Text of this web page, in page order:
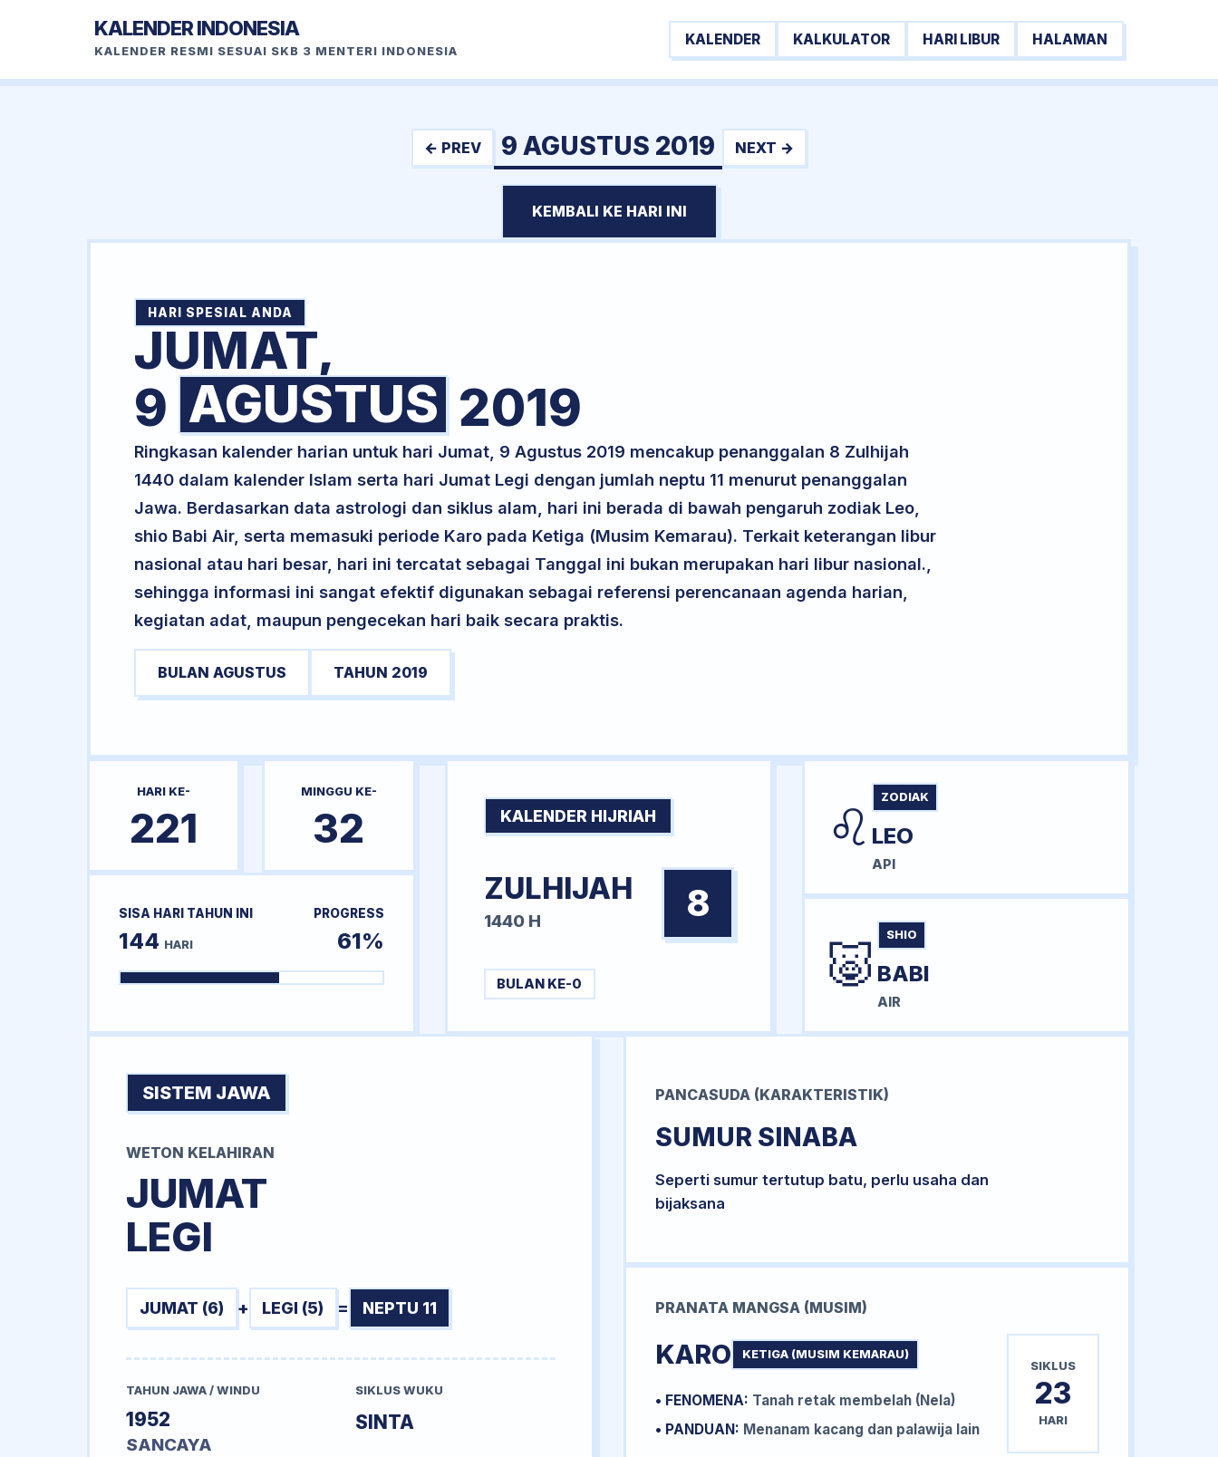
KALENDER INDONESIA
KALENDER RESMI SESUAI SKB 3 MENTERI INDONESIA
KALENDER KALKULATOR HARI LIBUR HALAMAN
← PREV 9 AGUSTUS 2019 NEXT →
KEMBALI KE HARI INI
HARI SPESIAL ANDA
JUMAT,
9 AGUSTUS 2019
Ringkasan kalender harian untuk hari Jumat, 9 Agustus 2019 mencakup penanggalan 8 Zulhijah
1440 dalam kalender Islam serta hari Jumat Legi dengan jumlah neptu 11 menurut penanggalan
Jawa. Berdasarkan data astrologi dan siklus alam, hari ini berada di bawah pengaruh zodiak Leo,
shio Babi Air, serta memasuki periode Karo pada Ketiga (Musim Kemarau). Terkait keterangan libur
nasional atau hari besar, hari ini tercatat sebagai Tanggal ini bukan merupakan hari libur nasional.,
sehingga informasi ini sangat efektif digunakan sebagai referensi perencanaan agenda harian,
kegiatan adat, maupun pengecekan hari baik secara praktis.
BULAN AGUSTUS TAHUN 2019
HARI KE-
221
MINGGU KE-
32
SISA HARI TAHUN INI
144 HARI
PROGRESS
61%
KALENDER HIJRIAH
ZULHIJAH
1440 H 8
BULAN KE-0
♌ ZODIAK
LEO
API
🐷 SHIO
BABI
AIR
SISTEM JAWA
WETON KELAHIRAN
JUMAT
LEGI
JUMAT (6) + LEGI (5) = NEPTU 11
TAHUN JAWA / WINDU
1952
SANCAYA
SIKLUS WUKU
SINTA
PANCASUDA (KARAKTERISTIK)
SUMUR SINABA
Seperti sumur tertutup batu, perlu usaha dan
bijaksana
PRANATA MANGSA (MUSIM)
KARO KETIGA (MUSIM KEMARAU)
• FENOMENA: Tanah retak membelah (Nela)
• PANDUAN: Menanam kacang dan palawija lain
SIKLUS
23
HARI